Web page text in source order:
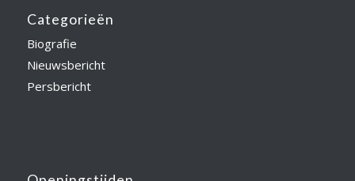
Categorieën
Biografie
Nieuwsbericht
Persbericht